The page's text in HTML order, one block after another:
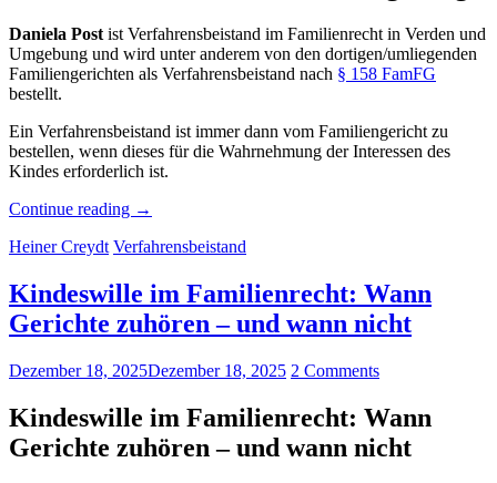
Daniela Post ist Verfahrensbeistand im Familienrecht in Verden und
Umgebung und wird unter anderem von den dortigen/umliegenden
Familiengerichten als Verfahrensbeistand nach § 158 FamFG
bestellt.
Ein Verfahrensbeistand ist immer dann vom Familiengericht zu
bestellen, wenn dieses für die Wahrnehmung der Interessen des
Kindes erforderlich ist.
Continue reading „Daniela
→
Heiner Creydt Verfahrensbeistand
Kindeswille im Familienrecht: Wann
Gerichte zuhören – und wann nicht
Dezember 18, 2025Dezember 18, 2025 2 Comments
Kindeswille im Familienrecht: Wann
Gerichte zuhören – und wann nicht